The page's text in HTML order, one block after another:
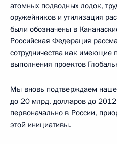
атомных подводных лодок,
оружейников и утилизация
были обозначены в
Российская Федерация
сотрудничества как имеющие
выполнения проектов
Мы вновь подтверждаем наше
до 20 млрд. долларов до
первоначально в России,
этой инициативы.